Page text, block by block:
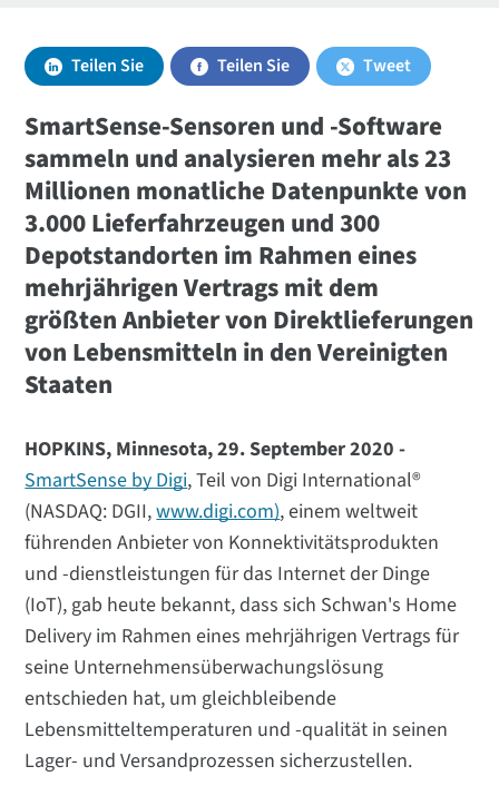
Teilen Sie Teilen Sie Tweet
SmartSense-Sensoren und -Software
sammeln und analysieren mehr als 23
Millionen monatliche Datenpunkte von
3.000 Lieferfahrzeugen und 300
Depotstandorten im Rahmen eines
mehrjährigen Vertrags mit dem
größten Anbieter von Direktlieferungen
von Lebensmitteln in den Vereinigten
Staaten
HOPKINS, Minnesota, 29. September 2020 -
SmartSense by Digi, Teil von Digi International®
(NASDAQ: DGII,www.digi.com), einem weltweit
führenden Anbieter von Konnektivitätsprodukten
und -dienstleistungen für das Internet der Dinge
(IoT), gab heute bekannt, dass sich Schwan's Home
Delivery im Rahmen eines mehrjährigen Vertrags für
seine Unternehmensüberwachungslösung
entschieden hat, um gleichbleibende
Lebensmitteltemperaturen und -qualität in seinen
Lager- und Versandprozessen sicherzustellen.